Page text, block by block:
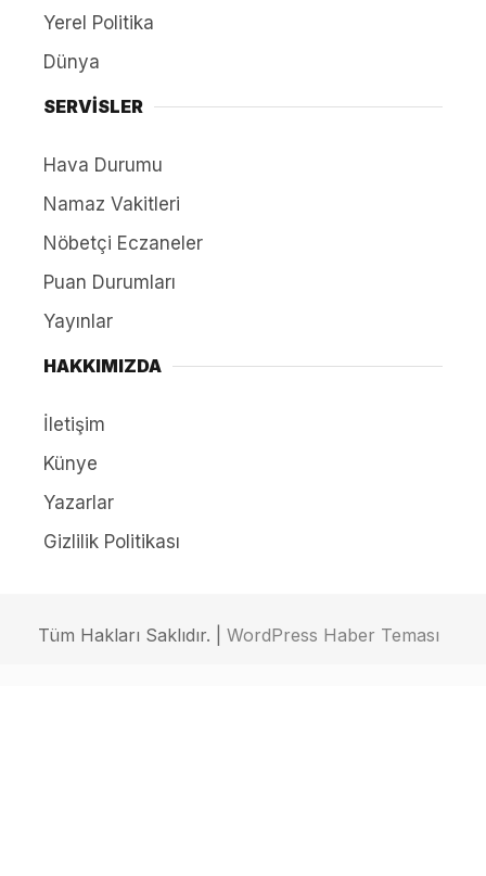
Yerel Politika
Dünya
SERVİSLER
Hava Durumu
Namaz Vakitleri
Nöbetçi Eczaneler
Puan Durumları
Yayınlar
HAKKIMIZDA
İletişim
Künye
Yazarlar
Gizlilik Politikası
Tüm Hakları Saklıdır. | WordPress Haber Teması